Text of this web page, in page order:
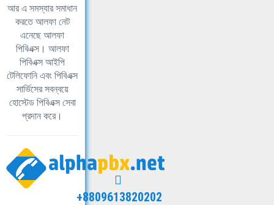
আর এ সমস্যার সমাধান
করতে আলফা নেট
এনেছে আলফা
পিবিএক্স। আলফা
পিবিএক্স আইপি
টেলিফোনি এবং পিবিএক্স
সার্ভিসের সবন্বয়ে
হোস্টেড পিবিএক্স সেবা
প্রদান করে।
+8809613820202